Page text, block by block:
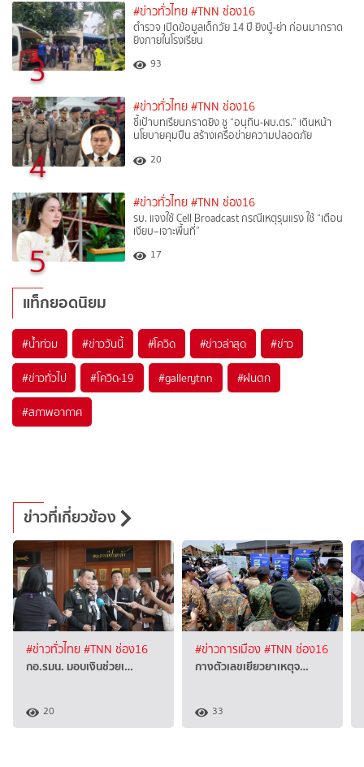
3
#ข่าวทั่วไทย #TNN ช่อง16
ตำรวจ เปิดข้อมูลเด็กวัย 14 ปี ยิงปู่-ย่า ก่อนมากราด
ยิงภายในโรงเรียน
93
4
#ข่าวทั่วไทย #TNN ช่อง16
ชี้เป้าบทเรียนกราดยิง ชู “อนุทิน-ผบ.ตร.” เดินหน้า
นโยบายคุมปืน สร้างเครือข่ายความปลอดภัย
20
5
#ข่าวทั่วไทย #TNN ช่อง16
รบ. แจงใช้ Cell Broadcast กรณีเหตุรุนแรง ใช้ “เตือน
เงียบ–เจาะพื้นที่”
17
แท็กยอดนิยม
#น้ำท่วม #ข่าววันนี้ #โควิด #ข่าวล่าสุด #ข่าว
#ข่าวทั่วไป #โควิด-19 #gallerytnn #ฝนตก
#สภาพอากาศ
ข่าวที่เกี่ยวข้อง
#ข่าวทั่วไทย#TNN ช่อง16
กอ.รมน. มอบเงินช่วยเ…
20
#ข่าวการเมือง#TNN ช่อง16
กางตัวเลขเยียวยาเหตุจ…
33